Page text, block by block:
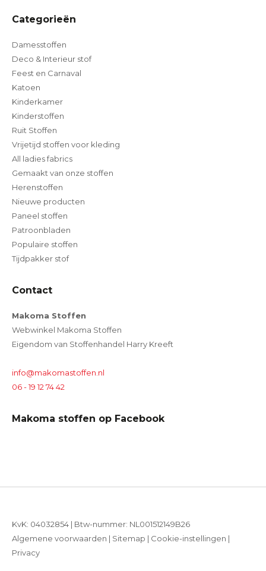
Categorieën
Damesstoffen
Deco & Interieur stof
Feest en Carnaval
Katoen
Kinderkamer
Kinderstoffen
Ruit Stoffen
Vrijetijd stoffen voor kleding
All ladies fabrics
Gemaakt van onze stoffen
Herenstoffen
Nieuwe producten
Paneel stoffen
Patroonbladen
Populaire stoffen
Tijdpakker stof
Contact
Makoma Stoffen
Webwinkel Makoma Stoffen
Eigendom van Stoffenhandel Harry Kreeft
info@makomastoffen.nl
06 - 19 12 74 42
Makoma stoffen op Facebook
KvK: 04032854 | Btw-nummer: NL001512149B26
Algemene voorwaarden | Sitemap | Cookie-instellingen |
Privacy